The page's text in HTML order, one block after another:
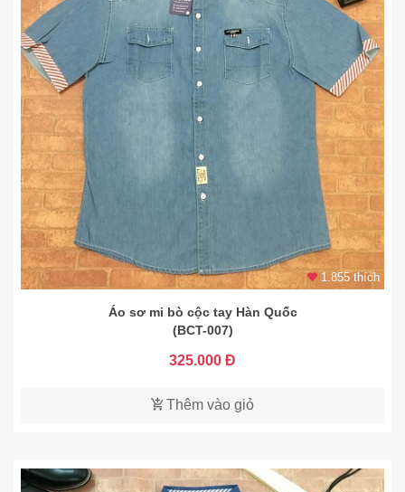
1.855 thích
Áo sơ mi bò cộc tay Hàn Quốc
(BCT-007)
325.000 Đ
Thêm vào giỏ